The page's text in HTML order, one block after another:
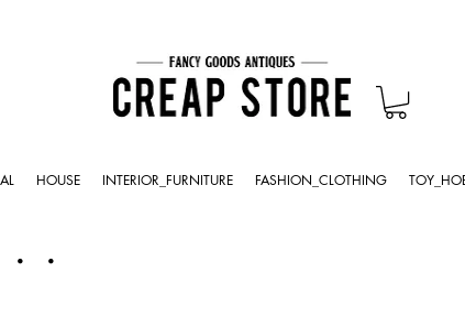
HOUSE INTERIOR_FURNITURE FASHION_CLOTHING
・